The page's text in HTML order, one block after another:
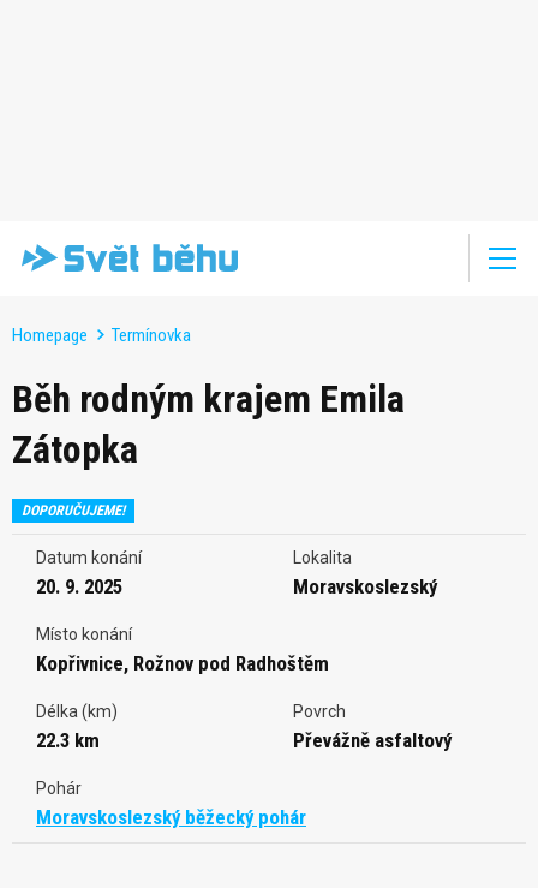
Homepage Termínovka
Běh rodným krajem Emila
Zátopka
DOPORUČUJEME!
Datum konání
20. 9. 2025
Lokalita
Moravskoslezský
Místo konání
Kopřivnice, Rožnov pod Radhoštěm
Délka (km)
22.3 km
Povrch
Převážně asfaltový
Pohár
Moravskoslezský běžecký pohár